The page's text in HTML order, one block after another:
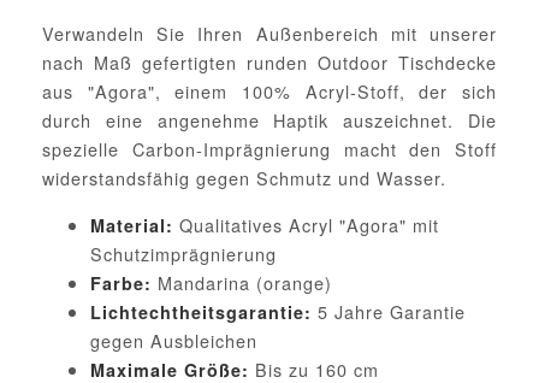
Verwandeln Sie Ihren Außenbereich mit unserer
nach Maß gefertigten runden Outdoor Tischdecke
aus "Agora", einem 100% Acryl-Stoff, der sich
durch eine angenehme Haptik auszeichnet. Die
spezielle Carbon-Imprägnierung macht den Stoff
widerstandsfähig gegen Schmutz und Wasser.
Material: Qualitatives Acryl "Agora" mit
Schutzimprägnierung
Farbe: Mandarina (orange)
Lichtechtheitsgarantie: 5 Jahre Garantie
gegen Ausbleichen
Maximale Größe: Bis zu 160 cm